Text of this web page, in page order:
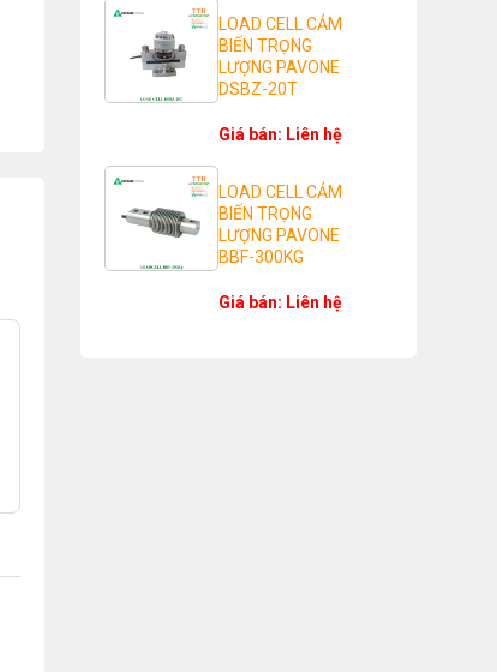
LOAD CELL CẢM
BIẾN TRỌNG
LƯỢNG PAVONE
DSBZ-20T
Giá bán: Liên hệ
LOAD CELL CẢM
BIẾN TRỌNG
LƯỢNG PAVONE
BBF-300KG
Giá bán: Liên hệ